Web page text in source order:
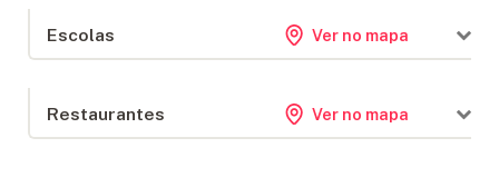
Super Mira Supermercado
594 m
Escolas Ver no mapa
Escola Meu Cantinho
484 m
Restaurantes Ver no mapa